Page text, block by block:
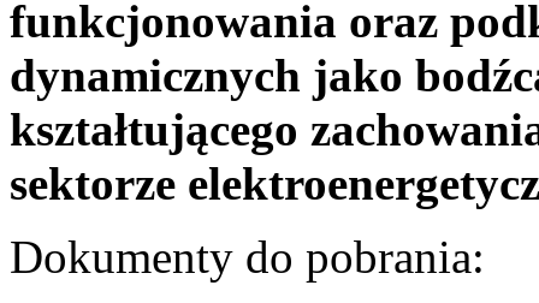
funkcjonowania oraz
dynamicznych jako
kształtującego
sektorze
Dokumenty do pobrania: